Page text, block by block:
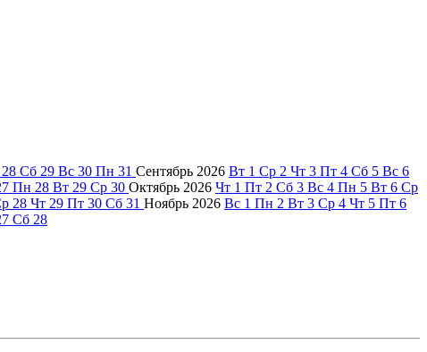
28 Сб 29 Вс 30 Пн 31 Сентябрь 2026 Вт 1 Ср 2 Чт 3 Пт 4 Сб 5 Вс 6
Пн 28 Вт 29 Ср 30 Октябрь 2026 Чт 1 Пт 2 Сб 3 Вс 4 Пн 5 Вт 6 Ср
28 Чт 29 Пт 30 Сб 31 Ноябрь 2026 Вс 1 Пн 2 Вт 3 Ср 4 Чт 5 Пт 6
Сб 28